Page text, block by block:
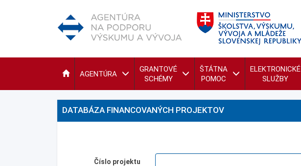
AGENTÚRA
GRANTOVÉ
SCHÉMY
ŠTÁTNA
POMOC
ELEKTRONICKÉ
SLUŽBY
DATABÁZA FINANCOVANÝCH PROJEKTOV
Číslo projektu